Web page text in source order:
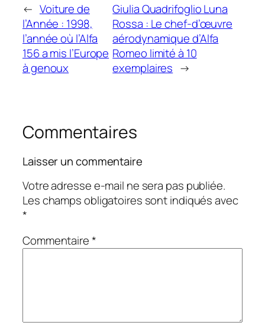
← Voiture de
l’Année : 1998,
l’année où l’Alfa
156 a mis l’Europe
à genoux
Giulia Quadrifoglio Luna
Rossa : Le chef-d’œuvre
aérodynamique d’Alfa
Romeo limité à 10
exemplaires →
Commentaires
Laisser un commentaire
Votre adresse e-mail ne sera pas publiée.
Les champs obligatoires sont indiqués avec
*
Commentaire*